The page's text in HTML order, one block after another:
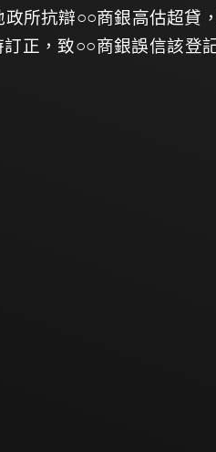
所抗辯○○商銀高估超貸
正，致○○商銀誤信該登